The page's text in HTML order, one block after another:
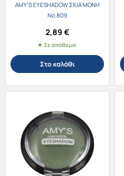
AMY’S EYESHADOW ΣΚΙΑ ΜΟΝΗ
No.809
2,89€
Σε απόθεμα
Στο καλάθι